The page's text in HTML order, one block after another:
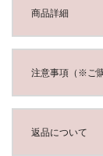
商品詳細
注意事項（※ご
返品について